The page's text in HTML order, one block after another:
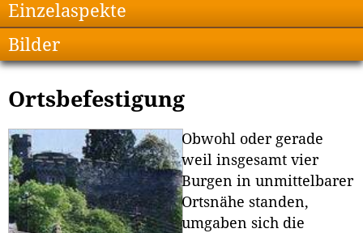
Einzelaspekte
Bilder
Ortsbefestigung
Obwohl oder gerade
weil insgesamt vier
Burgen in unmittelbarer
Ortsnähe standen,
umgaben sich die